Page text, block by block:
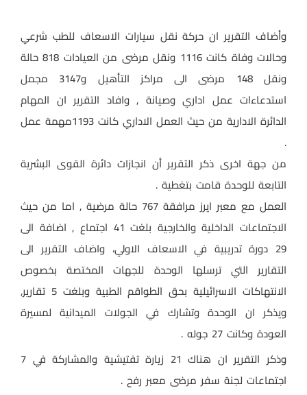
وأضاف التقرير ان حركة نقل سيارات الاسعاف للطب شرعي
وحالات وفاة كانت 1116 ونقل مرضى من العيادات 818 حالة
ونقل 148 مرضى الى مراكز التأهيل و3147 مجمل
استدعاءات عمل اداري وصيانة , وافاد التقرير ان المهام
الدائرة الادارية من حيث العمل الاداري كانت 1193مهمة عمل
.
من جهة اخرى ذكر التقرير أن انجازات دائرة القوى البشرية
التابعة للوحدة قامت بتغطية .
العمل مع معبر ايرز مرافقة 767 حالة مرضية , اما من حيث
الاجتماعات الداخلية والخارجية بلغت 41 اجتماع , اضافة الى
29 دورة تدريبية في الاسعاف الاولي، واضاف التقرير الى
التقارير التي ترسلها الوحدة للجهات المختصة بخصوص
الانتهاكات الاسرائيلية بحق الطواقم الطبية وبلغت 5 تقارير,
ويذكر ان الوحدة وتشارك في الجولات الميدانية لمسيرة
العودة وكانت 27 جوله .
وذكر التقرير ان هناك 21 زيارة تفتيشية والمشاركة في 7
اجتماعات لجنة سفر مرضى معبر رفح .